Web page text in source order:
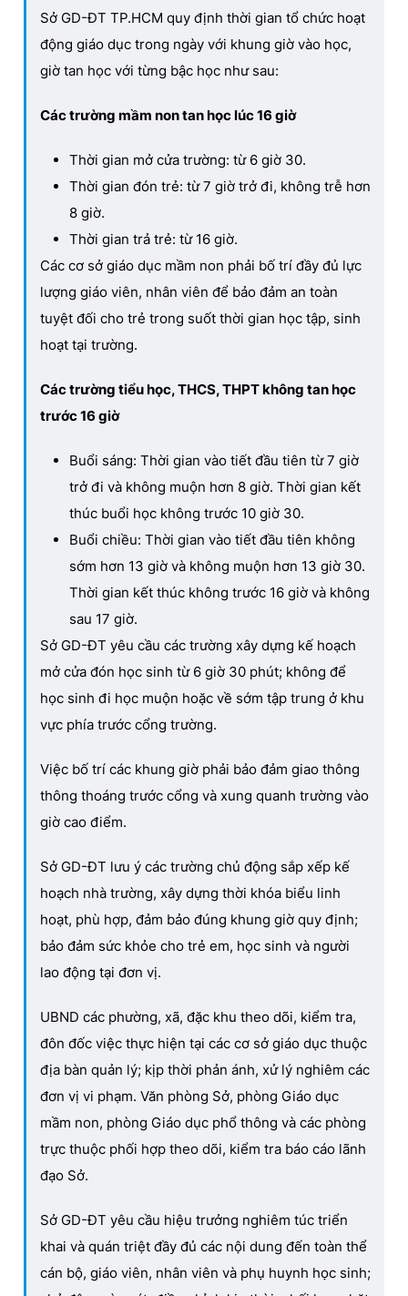
i
m
e
Sở GD-ĐT TP.HCM quy định thời gian tổ chức hoạt
động giáo dục trong ngày với khung giờ vào học,
giờ tan học với từng bậc học như sau:
Các trường mầm non tan học lúc 16 giờ
Thời gian mở cửa trường: từ 6 giờ 30.
Thời gian đón trẻ: từ 7 giờ trở đi, không trễ hơn
8 giờ.
Thời gian trả trẻ: từ 16 giờ.
Các cơ sở giáo dục mầm non phải bố trí đầy đủ lực
lượng giáo viên, nhân viên để bảo đảm an toàn
tuyệt đối cho trẻ trong suốt thời gian học tập, sinh
hoạt tại trường.
Các trường tiểu học, THCS, THPT không tan học
trước 16 giờ
Buổi sáng: Thời gian vào tiết đầu tiên từ 7 giờ
trở đi và không muộn hơn 8 giờ. Thời gian kết
thúc buổi học không trước 10 giờ 30.
Buổi chiều: Thời gian vào tiết đầu tiên không
sớm hơn 13 giờ và không muộn hơn 13 giờ 30.
Thời gian kết thúc không trước 16 giờ và không
sau 17 giờ.
Sở GD-ĐT yêu cầu các trường xây dựng kế hoạch
mở cửa đón học sinh từ 6 giờ 30 phút; không để
học sinh đi học muộn hoặc về sớm tập trung ở khu
vực phía trước cổng trường.
Việc bố trí các khung giờ phải bảo đảm giao thông
thông thoáng trước cổng và xung quanh trường vào
giờ cao điểm.
Sở GD-ĐT lưu ý các trường chủ động sắp xếp kế
hoạch nhà trường, xây dựng thời khóa biểu linh
hoạt, phù hợp, đảm bảo đúng khung giờ quy định;
bảo đảm sức khỏe cho trẻ em, học sinh và người
lao động tại đơn vị.
UBND các phường, xã, đặc khu theo dõi, kiểm tra,
đôn đốc việc thực hiện tại các cơ sở giáo dục thuộc
địa bàn quản lý; kịp thời phản ánh, xử lý nghiêm các
đơn vị vi phạm. Văn phòng Sở, phòng Giáo dục
mầm non, phòng Giáo dục phổ thông và các phòng
trực thuộc phối hợp theo dõi, kiểm tra báo cáo lãnh
đạo Sở.
Sở GD-ĐT yêu cầu hiệu trưởng nghiêm túc triển
khai và quán triệt đầy đủ các nội dung đến toàn thể
cán bộ, giáo viên, nhân viên và phụ huynh học sinh;